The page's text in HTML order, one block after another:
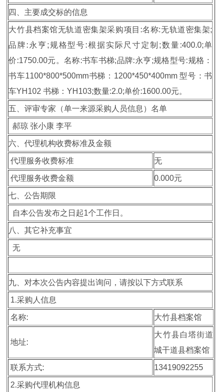
四、主要成交标的信息
大竹县档案馆无轨道密集架采购项目:名称:无轨道密集架;
品牌:永亨;规格型号:根据实际尺寸定制;数量:400.0;单
价:1750.00元。名称:书车书梯;品牌:永亨;规格型号:规格：
书车1100*800*500mm书梯：1200*450*400mm 型号：书
车YH102 书梯：YH103;数量:2.0;单价:1600.00元。
五、评审专家（单一来源采购人员信息）名单
郝琼 张小康 李平
六、代理机构收费标准及金额
代理服务收费标准 无
代理服务收费金额 0.000元
七、公告期限
自本公告发布之日起1个工作日。
八、其它补充事宜
无
九、对本次公告内容提出询问，请按以下方式联系
1.采购人信息
名称: 大竹县档案馆
地址:
大竹县白塔街道
城干道县档案馆
联系方式: 13419092255
2.采购代理机构信息